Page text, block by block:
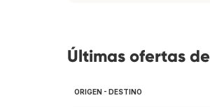
Últimas ofertas
ORIGEN - DESTINO